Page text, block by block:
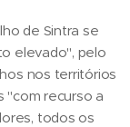
de Sintra se
elevado", pelo
nos territórios
"com recurso a
todos os